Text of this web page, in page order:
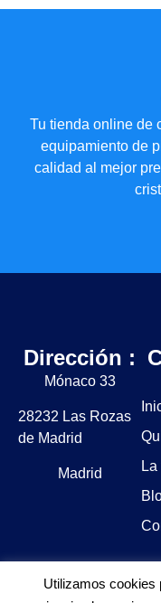
Tu tienda online de
equipamiento de
calidad al mejor
Dirección :
Mónaco 33
28232 Las Rozas
de Madrid
Madrid
Utilizamos cookies